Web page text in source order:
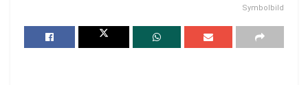
Symbolbild